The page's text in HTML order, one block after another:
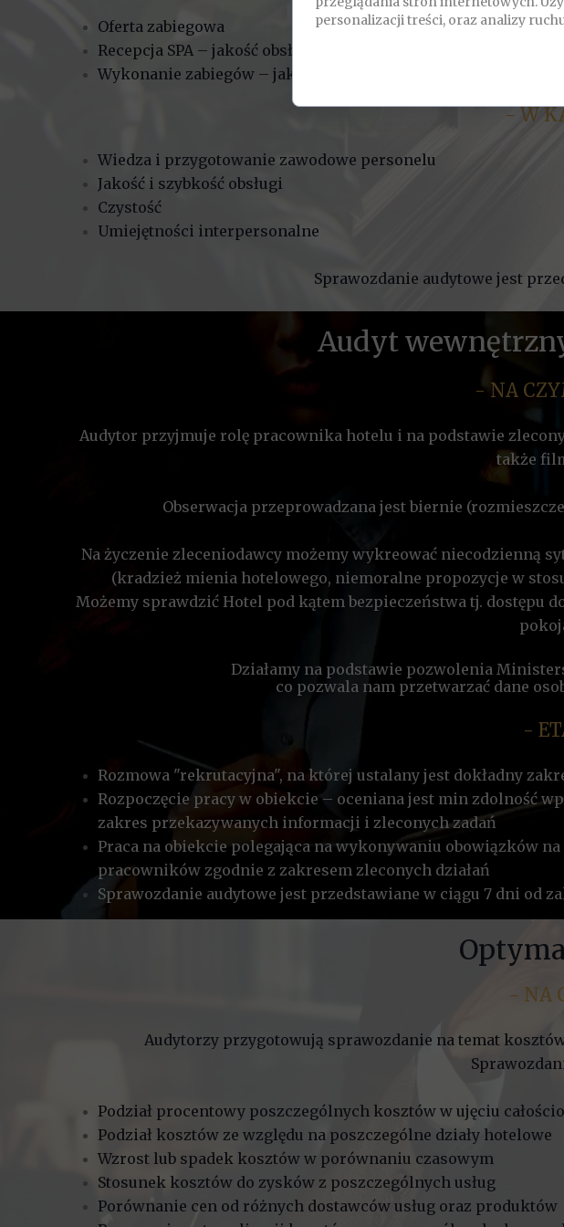
Oferta zabiegowa
Recepcja SPA – jakość obsługi, znajomość oferty
Wykonanie zabiegów – jakość, profesjonalizm
- W
Wiedza i przygotowanie zawodowe personelu
Jakość i szybkość obsługi
Czystość
Umiejętności interpersonalne
Sprawozdanie audytowe jest
Audyt
- NA
Audytor przyjmuje rolę pracownika hotelu i na podstawie
także
Obserwacja przeprowadzana jest biernie
Na życzenie zleceniodawcy możemy wykreować niecodzienną
(kradzież mienia hotelowego, niemoralne propozycje w
Możemy sprawdzić Hotel pod kątem bezpieczeństwa tj.
Działamy na podstawie pozwolenia
co pozwala nam przetwarzać dane
-
Rozmowa "rekrutacyjna", na której ustalany jest dokładny
Rozpoczęcie pracy w obiekcie – oceniana jest min zdolność
zakres przekazywanych informacji i zleconych zadań
Praca na obiekcie polegająca na wykonywaniu obowiązków
pracowników zgodnie z zakresem zleconych działań
Sprawozdanie audytowe jest przedstawiane w ciągu 7 dni od
- NA
Audytorzy przygotowują sprawozdanie na temat
Podział procentowy poszczególnych kosztów w ujęciu
Podział kosztów ze względu na poszczególne działy hotelowe
Wzrost lub spadek kosztów w porównaniu czasowym
Stosunek kosztów do zysków z poszczególnych usług
Porównanie cen od różnych dostawców usług oraz produktów
personalizacji treści, oraz analizy